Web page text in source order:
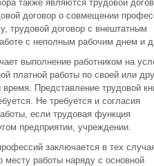
также являются трудовой
договор о совмещении
трудовой договор с внештатным
с неполным рабочим днем и
выполнение работником на
платной работы по своей или
Представление трудовой
Не требуется и согласия
если трудовая функция
предприятии, учреждении.
заключается в тех
месту работы наряду с основной